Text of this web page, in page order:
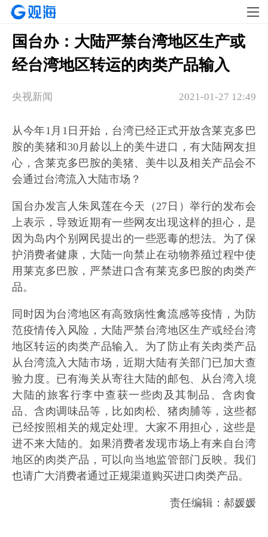
国台办：大陆严禁台湾地区生产或
经台湾地区转运的肉类产品输入
2021-01-27 12:49
央视新闻
从今年1月1日开始，台湾已经正式开放含莱克多巴
胺的美猪和30月龄以上的美牛进口，有大陆网友担
心，含莱克多巴胺的美猪、美牛以及相关产品会不
会通过台湾流入大陆市场？
国台办发言人朱凤莲在今天（27日）举行的发布会
上表示，导致近期有一些网友出现这样的担心，是
因为岛内个别网民提出的一些恶毒的想法。为了保
护消费者健康，大陆一向禁止在动物养殖过程中使
用莱克多巴胺，严禁进口含有莱克多巴胺的肉类产
品。
同时因为台湾地区有高致病性禽流感等疫情，为防
范疫情传入风险，大陆严禁台湾地区生产或经台湾
地区转运的肉类产品输入。为了防止有关肉类产品
从台湾流入大陆市场，近期大陆有关部门已加大查
验力度。已有海关从寄往大陆的邮包、从台湾入境
大陆的旅客行李中查获一些肉及其制品、含肉食
品、含肉调味品等，比如肉松、猪肉脯等，这些都
已经按照相关的规定处理。大家不用担心，这些是
进不来大陆的。如果消费者发现市场上有来自台湾
地区的肉类产品，可以向当地监管部门反映。我们
也请广大消费者通过正规渠道购买进口肉类产品。
责任编辑：郝媛媛